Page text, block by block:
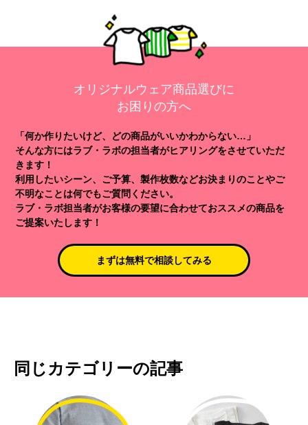
オリジナルウェア商品選びに
お困りの方へ
「何か作りたいけど、どの商品がいいかわからない…」
そんな方にはラブ・ラボの担当者がヒアリングをさせていただ
きます！
利用したいシーン、ご予算、製作枚数などお決まりのことやご
不明なことは何でもご質問ください。
ラブ・ラボ担当者がお客様の要望に合わせておススメの商品を
ご提案いたします！
まずは無料で相談してみる
同じカテゴリーの記事